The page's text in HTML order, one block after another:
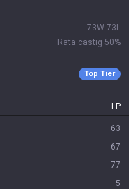
73W 73 L
Rata castig 50%
Top Tier
LP
63
67
77
5